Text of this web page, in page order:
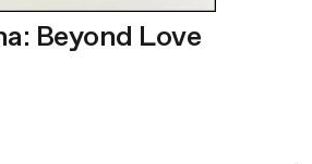
Beyond Love